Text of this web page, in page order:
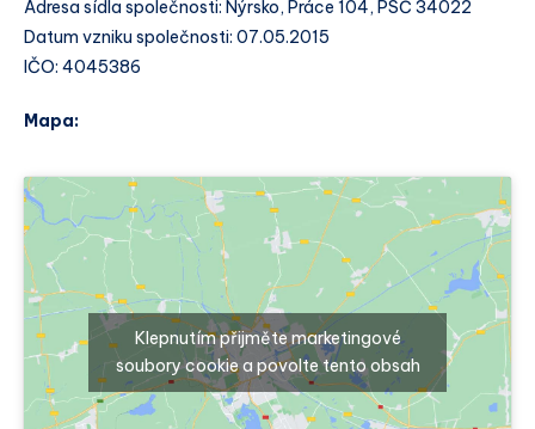
Adresa sídla společnosti: Nýrsko, Práce 104, PSČ 34022
Datum vzniku společnosti: 07.05.2015
IČO: 4045386
Mapa:
Klepnutím přijměte marketingové
soubory cookie a povolte tento obsah